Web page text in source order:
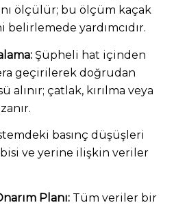
ölçülür; bu ölçüm kaçak
belirlemede yardımcıdır.
Şüpheli hat içinden
geçirilerek doğrudan
çatlak, kırılma veya
basınç düşüşleri
ve yerine ilişkin veriler
Planı:Tüm veriler bir